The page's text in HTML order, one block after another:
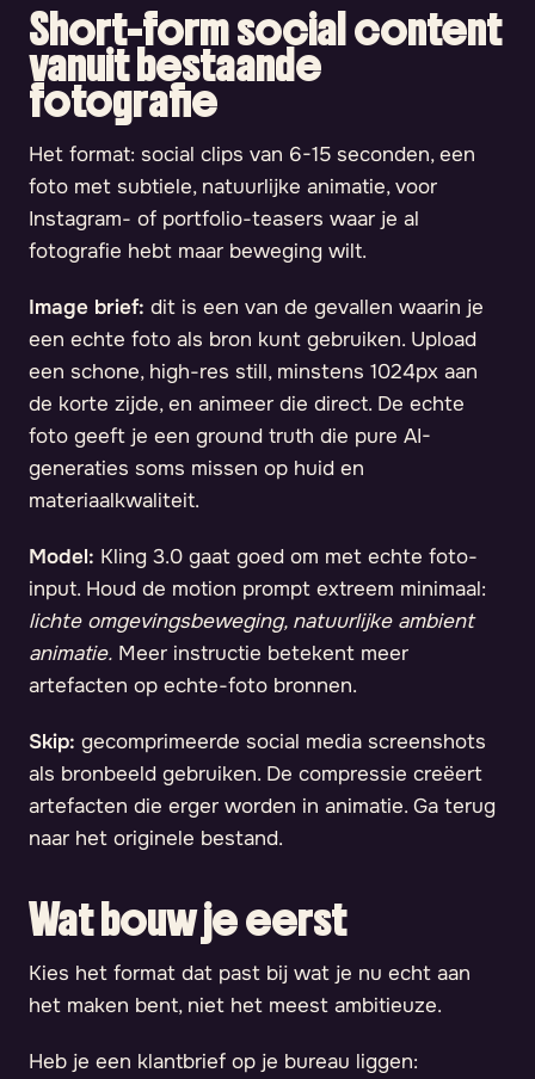
Short-form social content
vanuit bestaande
fotografie
Het format: social clips van 6-15 seconden, een
foto met subtiele, natuurlijke animatie, voor
Instagram- of portfolio-teasers waar je al
fotografie hebt maar beweging wilt.
Image brief: dit is een van de gevallen waarin je
een echte foto als bron kunt gebruiken. Upload
een schone, high-res still, minstens 1024px aan
de korte zijde, en animeer die direct. De echte
foto geeft je een ground truth die pure AI-
generaties soms missen op huid en
materiaalkwaliteit.
Model: Kling 3.0 gaat goed om met echte foto-
input. Houd de motion prompt extreem minimaal:
lichte omgevingsbeweging, natuurlijke ambient
animatie. Meer instructie betekent meer
artefacten op echte-foto bronnen.
Skip: gecomprimeerde social media screenshots
als bronbeeld gebruiken. De compressie creëert
artefacten die erger worden in animatie. Ga terug
naar het originele bestand.
Wat bouw je eerst
Kies het format dat past bij wat je nu echt aan
het maken bent, niet het meest ambitieuze.
Heb je een klantbrief op je bureau liggen: